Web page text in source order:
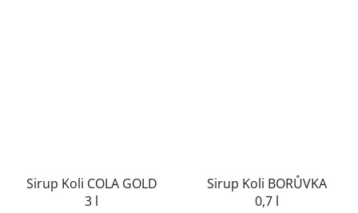
Sirup Koli COLA GOLD
3 l
Sirup Koli BORŮVKA
0,7 l